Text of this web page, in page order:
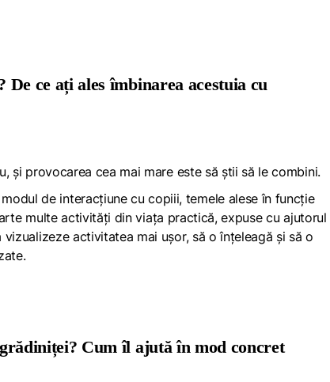
ce ați ales îmbinarea acestuia cu
și provocarea cea mai mare este să știi să le combini.
de interacțiune cu copiii, temele alese în funcție
multe activități din viața practică, expuse cu ajutorul
activitatea mai ușor, să o înțeleagă și să o
Cum îl ajută în mod concret